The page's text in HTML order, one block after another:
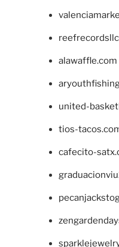
alawaffle.com
united-
tios-
cafecito-